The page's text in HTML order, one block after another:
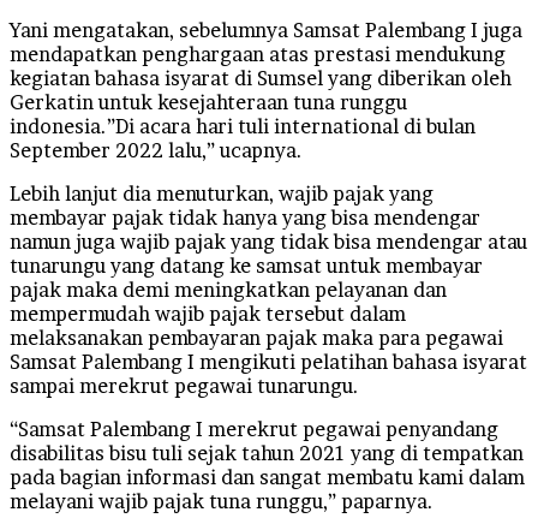
Yani mengatakan, sebelumnya Samsat Palembang I juga
mendapatkan penghargaan atas prestasi mendukung
kegiatan bahasa isyarat di Sumsel yang diberikan oleh
Gerkatin untuk kesejahteraan tuna runggu
indonesia.”Di acara hari tuli international di bulan
September 2022 lalu,” ucapnya.
Lebih lanjut dia menuturkan, wajib pajak yang
membayar pajak tidak hanya yang bisa mendengar
namun juga wajib pajak yang tidak bisa mendengar atau
tunarungu yang datang ke samsat untuk membayar
pajak maka demi meningkatkan pelayanan dan
mempermudah wajib pajak tersebut dalam
melaksanakan pembayaran pajak maka para pegawai
Samsat Palembang I mengikuti pelatihan bahasa isyarat
sampai merekrut pegawai tunarungu.
“Samsat Palembang I merekrut pegawai penyandang
disabilitas bisu tuli sejak tahun 2021 yang di tempatkan
pada bagian informasi dan sangat membatu kami dalam
melayani wajib pajak tuna runggu,” paparnya.